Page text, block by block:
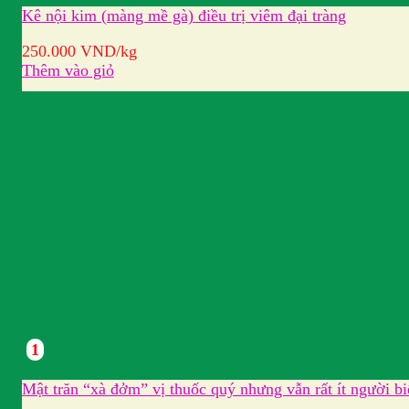
Kê nội kim (màng mề gà) điều trị viêm đại tràng
250.000 VND/kg
Thêm vào giỏ
1
Mật trăn “xà đởm” vị thuốc quý nhưng vẫn rất ít người